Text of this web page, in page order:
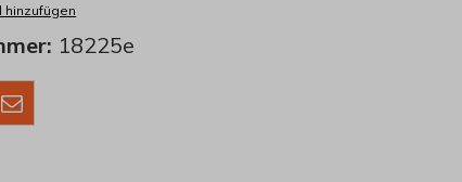
hinzufügen
18225e